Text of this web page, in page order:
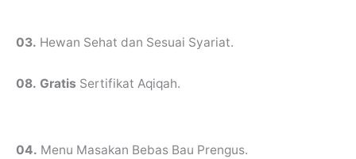
03. Hewan Sehat dan Sesuai Syariat.
08. Gratis Sertifikat Aqiqah.
04. Menu Masakan Bebas Bau Prengus.